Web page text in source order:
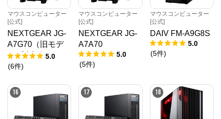
マウスコンピューター
[公式]
NEXTGEAR JG-
A7G70（旧モデ
ル / 販売終了）
5.0
(6件)
マウスコンピューター
[公式]
NEXTGEAR JG-
A7A70
5.0
(5件)
マウスコンピューター
[公式]
DAIV FM-A9G8S
5.0
(5件)
16 17 18